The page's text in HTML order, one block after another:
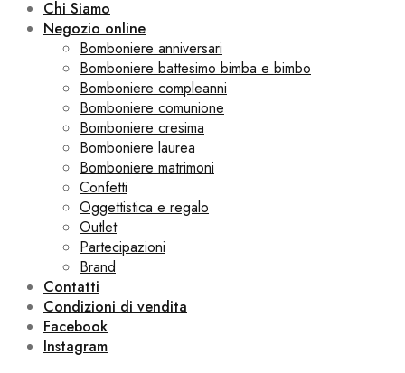
Chi Siamo
Negozio online
Bomboniere anniversari
Bomboniere battesimo bimba e bimbo
Bomboniere compleanni
Bomboniere comunione
Bomboniere cresima
Bomboniere laurea
Bomboniere matrimoni
Confetti
Oggettistica e regalo
Outlet
Partecipazioni
Brand
Contatti
Condizioni di vendita
Facebook
Instagram